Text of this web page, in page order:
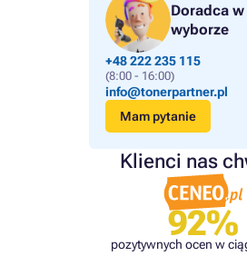
Doradca w
wyborze
+48 222 235 115
(8:00 - 16:00)
info@tonerpartner.pl
Mam pytanie
Klienci nas
92%
pozytywnych ocen w